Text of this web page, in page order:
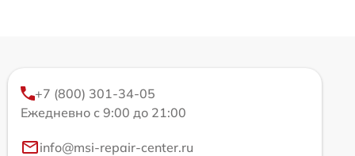
+7 (800) 301-34-05
Ежедневно с 9:00 до 21:00
info@msi-repair-center.ru